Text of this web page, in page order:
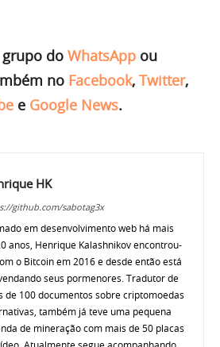
do WhatsApp ou
no Facebook, Twitter,
e Google News.
HK
github.com/sabotag3x
em desenvolvimento web há mais
anos, Henrique Kalashnikov encontrou-
o Bitcoin em 2016 e desde então está
seus pormenores. Tradutor de
de 100 documentos sobre criptomoedas
também já teve uma pequena
de mineração com mais de 50 placas
Atualmente segue acompanhando